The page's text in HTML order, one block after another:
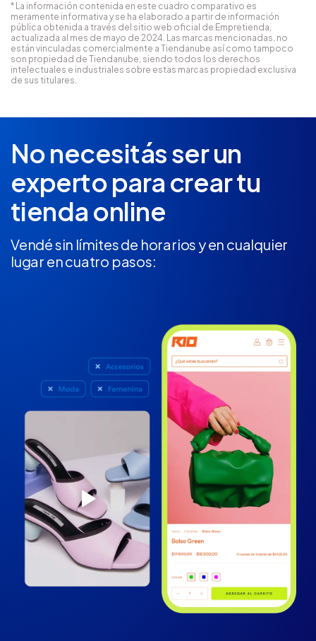
* La información contenida en este cuadro comparativo es
meramente informativa y se ha elaborado a partir de información
pública obtenida a través del sitio web oficial de Empretienda,
actualizada al mes de mayo de 2024. Las marcas mencionadas, no
están vinculadas comercialmente a Tiendanube así como tampoco
son propiedad de Tiendanube, siendo todos los derechos
intelectuales e industriales sobre estas marcas propiedad exclusiva
de sus titulares.
No necesitás ser un
expertopara crear tu
tienda online
Vendé sin límites de horarios y en cualquier
lugar en cuatro pasos: